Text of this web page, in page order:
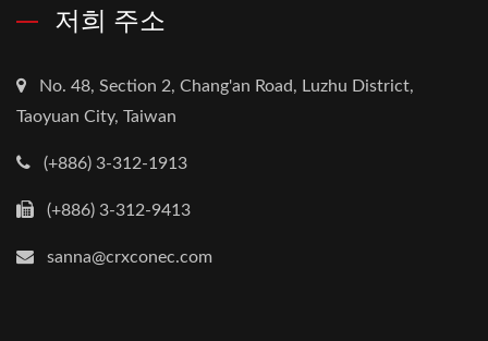
저희 주소
No. 48, Section 2, Chang'an Road, Luzhu District,
Taoyuan City, Taiwan
(+886) 3-312-1913
(+886) 3-312-9413
sanna@crxconec.com